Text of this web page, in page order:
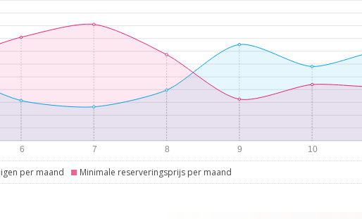
per maand Minimale reserveringsprijs per maand